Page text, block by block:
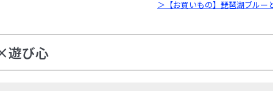
＞【お買いもの】琵琶湖ブルー
遊び心